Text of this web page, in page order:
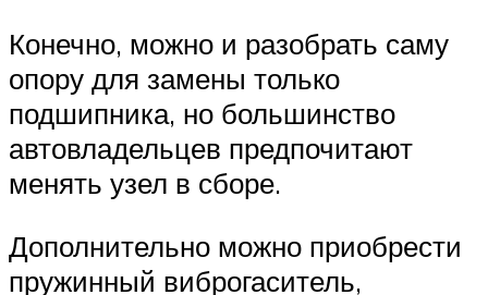
Конечно, можно и разобрать саму
опору для замены только
подшипника, но большинство
автовладельцев предпочитают
менять узел в сборе.
Дополнительно можно приобрести
пружинный виброгаситель,